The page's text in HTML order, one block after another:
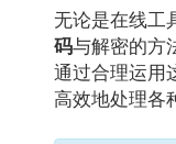
无论是在线工
码与解密的方
通过合理运用
高效地处理各